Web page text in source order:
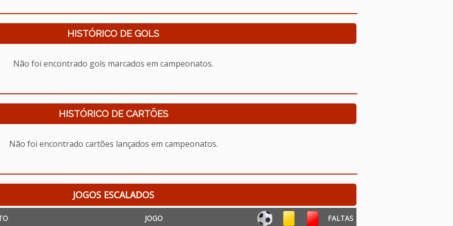
HISTÓRICO DE GOLS
Não foi encontrado gols marcados em campeonatos.
HISTÓRICO DE CARTÕES
Não foi encontrado cartões lançados em campeonatos.
JOGOS ESCALADOS
JOGO FALTAS